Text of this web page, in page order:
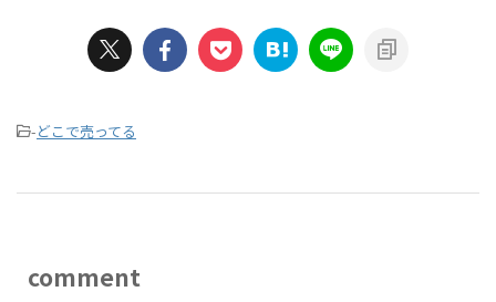
-どこで売ってる
comment